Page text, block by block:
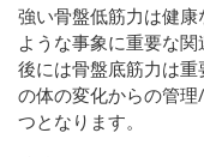
強い骨盤低筋力は健
ような事象に重要な
後には骨盤底筋力は
の体の変化からの管
つとなります。